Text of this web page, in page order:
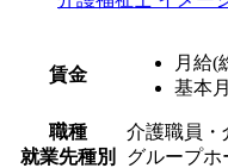
賃金
月給(
基本
職種
介護職員・
就業先種別
グループホ